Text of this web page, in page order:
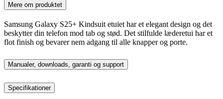
Mere om produktet
Samsung Galaxy S25+ Kindsuit etuiet har et elegant design og det
beskytter din telefon mod tab og stød. Det stilfulde læderetui har et
flot finish og bevarer nem adgang til alle knapper og porte.
Manualer, downloads, garanti og support
Specifikationer